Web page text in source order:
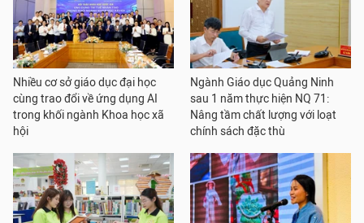
Nhiều cơ sở giáo dục đại học
cùng trao đổi về ứng dụng AI
trong khối ngành Khoa học xã
hội
Ngành Giáo dục Quảng Ninh
sau 1 năm thực hiện NQ 71:
Nâng tầm chất lượng với loạt
chính sách đặc thù